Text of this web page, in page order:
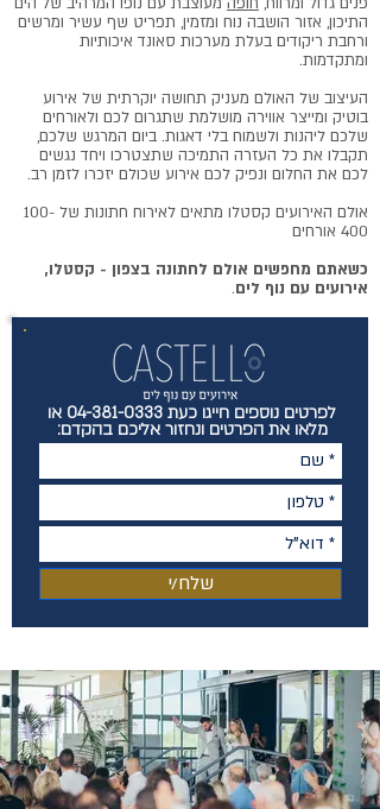
התיכון, אזור הושבה נוח ומזמין, תפריט שף עשיר ומרשים
ורחבת ריקודים בעלת מערכות סאונד איכותיות
ומתקדמות.
העיצוב של האולם מעניק תחושה יוקרתית של אירוע
בוטיק ומייצר אווירה מושלמת שתגרום לכם ולאורחים
שלכם ליהנות ולשמוח בלי דאגות. ביום המרגש שלכם,
תקבלו את כל העזרה התמיכה שתצטרכו ויחד נגשים
לכם את החלום ונפיק לכם אירוע שכולם יזכרו לזמן רב.
אולם האירועים קסטלו מתאים לאירוח חתונות של 100-
400 אורחים
כשאתם מחפשים אולם לחתונה בצפון - קסטלו,
אירועים עם נוף לים.
לפרטים נוספים חייגו כעת 04-381-0333 או
מלאו את הפרטים ונחזור אליכם בהקדם:
שלח/י